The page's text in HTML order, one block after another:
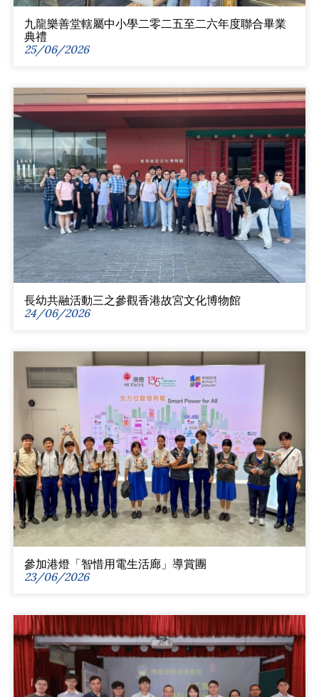
九龍樂善堂轄屬中小學二零二五至二六年度聯合畢業
典禮
25/06/2026
長幼共融活動三之參觀香港故宮文化博物館
24/06/2026
參加港燈「智惜用電生活廊」導賞團
23/06/2026